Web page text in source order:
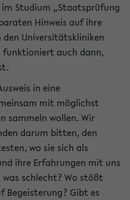
Studium „Staatsprüfung
Hinweis auf ihre
Universitätskliniken
funktioniert auch dann,
in eine
mit möglichst
sammeln wollen. Wir
darum bitten, den
wo sie sich als
ihre Erfahrungen mit uns
schlecht? Wo stößt
Begeisterung? Gibt es